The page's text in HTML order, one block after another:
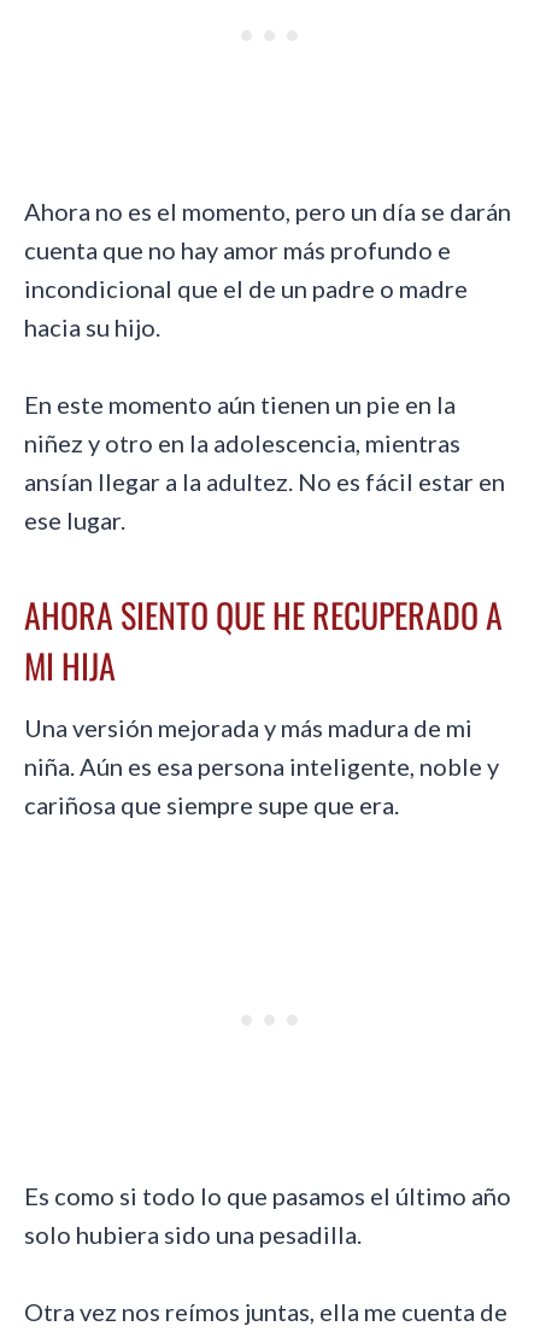
Ahora no es el momento, pero un día se darán
cuenta que no hay amor más profundo e
incondicional que el de un padre o madre
hacia su hijo.
En este momento aún tienen un pie en la
niñez y otro en la adolescencia, mientras
ansían llegar a la adultez. No es fácil estar en
ese lugar.
AHORA SIENTO QUE HE RECUPERADO A
MI HIJA
Una versión mejorada y más madura de mi
niña. Aún es esa persona inteligente, noble y
cariñosa que siempre supe que era.
Es como si todo lo que pasamos el último año
solo hubiera sido una pesadilla.
Otra vez nos reímos juntas, ella me cuenta de